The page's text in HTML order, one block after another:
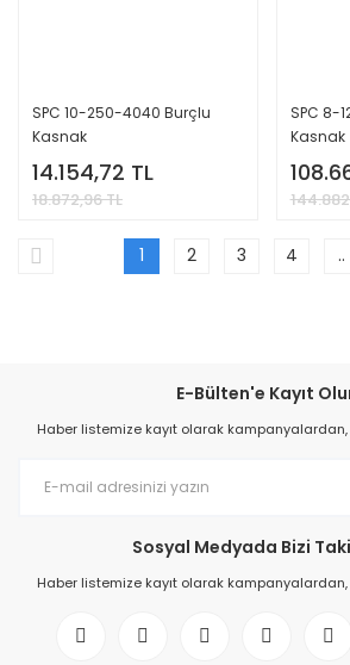
SPC 10-250-4040 Burçlu
Kasnak
14.154,72 TL
18.872,96 TL
SPC 8-
Kasnak
1 2 3 4 ..
E-Bülten'e Kayıt
Haber listemize kayıt olarak
Sosyal Medyada Bizi
Haber listemize kayıt olarak